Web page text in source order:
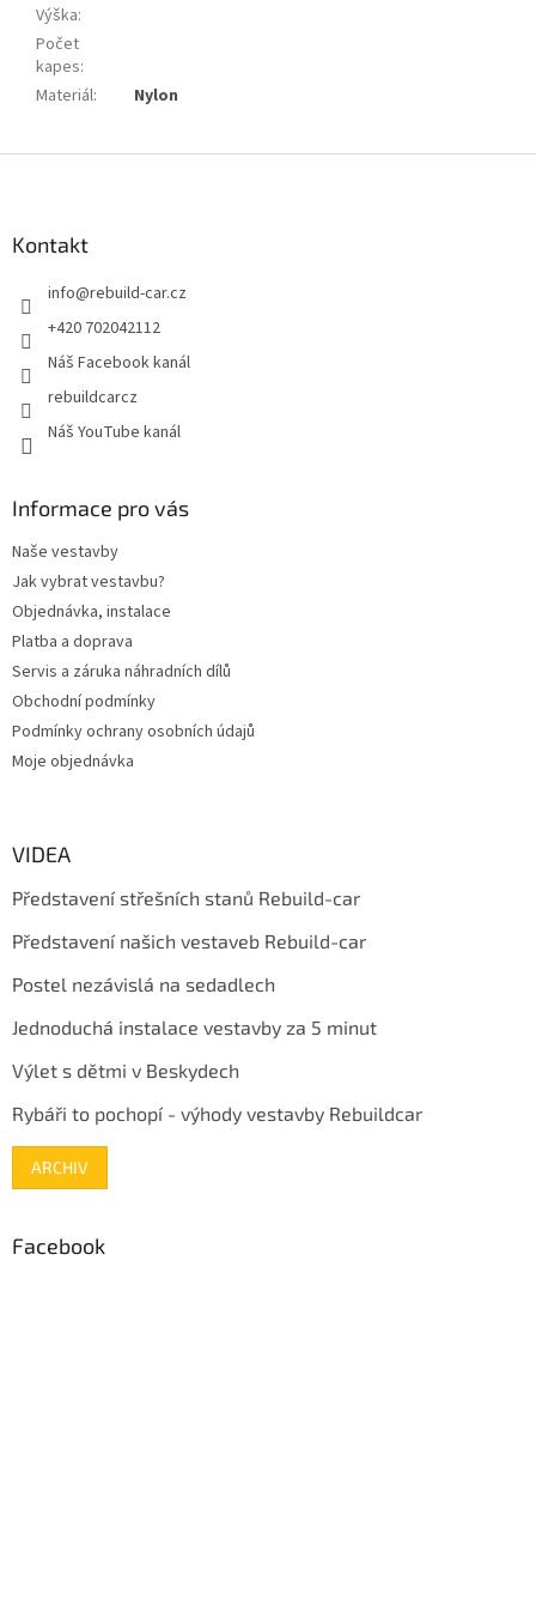
Výška:
Počet
kapes:
Materiál: Nylon
Kontakt
info@rebuild-car.cz
+420 702042112
Náš Facebook kanál
rebuildcarcz
Náš YouTube kanál
Informace pro vás
Naše vestavby
Jak vybrat vestavbu?
Objednávka, instalace
Platba a doprava
Servis a záruka náhradních dílů
Obchodní podmínky
Podmínky ochrany osobních údajů
Moje objednávka
VIDEA
Představení střešních stanů Rebuild-car
Představení našich vestaveb Rebuild-car
Postel nezávislá na sedadlech
Jednoduchá instalace vestavby za 5 minut
Výlet s dětmi v Beskydech
Rybáři to pochopí - výhody vestavby Rebuildcar
ARCHIV
Facebook